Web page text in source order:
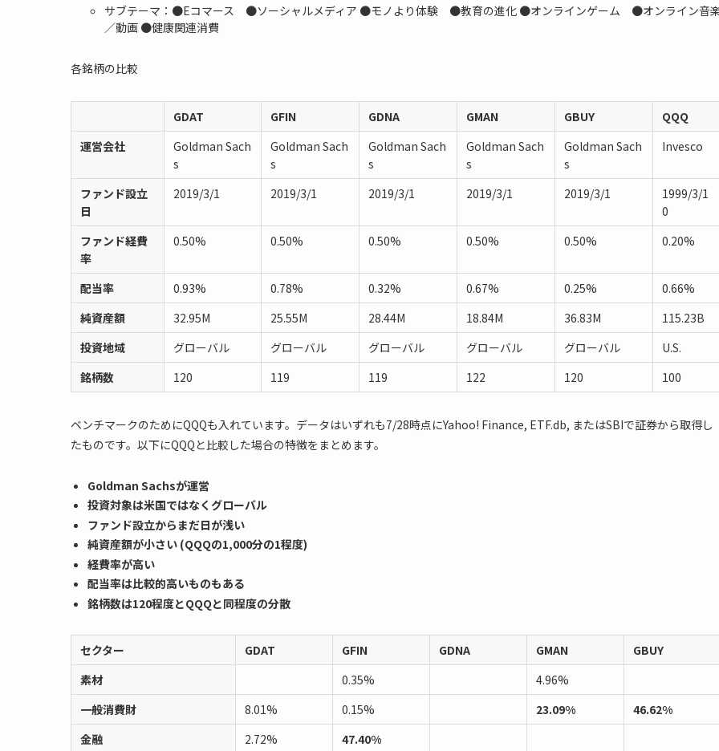
サブテーマ：●Eコマース ●ソーシャルメディア ●モノより体験 ●教育の進化 ●オンラインゲーム ●オンライン音
／動画 ●健康関連消費
各銘柄の比較
GDAT GFIN GDNA GMAN GBUY
QQQ
運営会社
Goldman Sach
s
Goldman Sach
s
Goldman Sach
s
Goldman Sach
s
Goldman Sach
s
Invesco
ファンド設立
日
2019/3/1 2019/3/1 2019/3/1 2019/3/1 2019/3/1
1999/3/1
0
ファンド経費
率
0.50% 0.50% 0.50% 0.50% 0.50% 0.20%
配当率 0.93% 0.78% 0.32% 0.67% 0.25%
0.66%
純資産額
32.95M 25.55M 28.44M 18.84M 36.83M
115.23B
投資地域
グローバル グローバル グローバル グローバル グローバル
U.S.
銘柄数
120 119 119 122 120 100
ベンチマークのためにQQQも入れています。データはいずれも7/28時点にYahoo! Finance, ETF.db, またはSBIで証券から取得し
たものです。以下にQQQと比較した場合の特徴をまとめます。
Goldman Sachsが運営
投資対象は米国ではなくグローバル
ファンド設立からまだ日が浅い
純資産額が小さい (QQQの1,000分の1程度)
経費率が高い
配当率は比較的高いものもある
銘柄数は120程度とQQQと同程度の分散
セクター GDAT GFIN GDNA GMAN
GBUY
素材
0.35%
4.96%
一般消費財
8.01% 0.15% 23.09%
46.62%
金融
2.72% 47.40%